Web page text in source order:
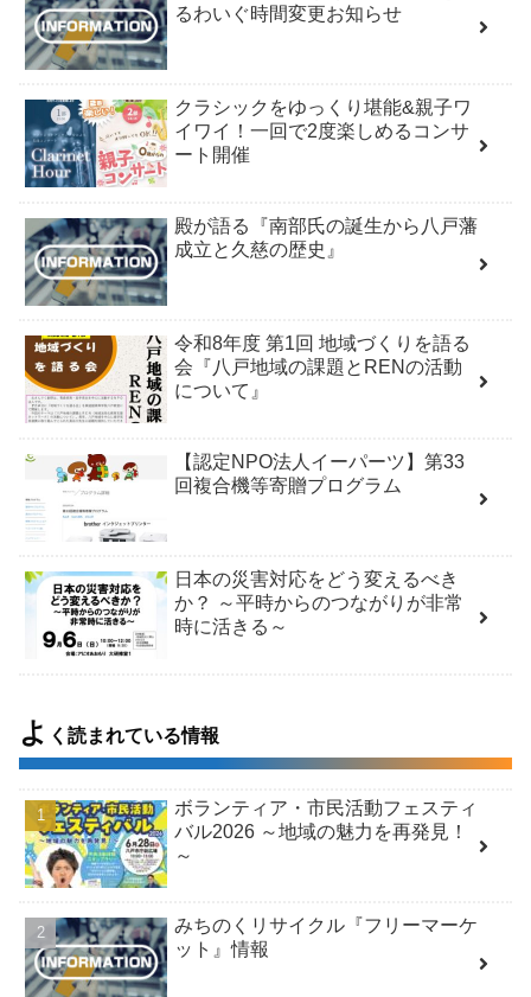
るわいぐ時間変更お知らせ
クラシックをゆっくり堪能&親子ワ
イワイ！一回で2度楽しめるコンサ
ート開催
殿が語る『南部氏の誕生から八戸藩
成立と久慈の歴史』
令和8年度 第1回 地域づくりを語る
会『八戸地域の課題とRENの活動
について』
【認定NPO法人イーパーツ】第33
回複合機等寄贈プログラム
日本の災害対応をどう変えるべき
か？ ～平時からのつながりが非常
時に活きる～
よ く読まれている情報
ボランティア・市民活動フェスティ
バル2026 ～地域の魅力を再発見！
～
みちのくリサイクル『フリーマーケ
ット』情報